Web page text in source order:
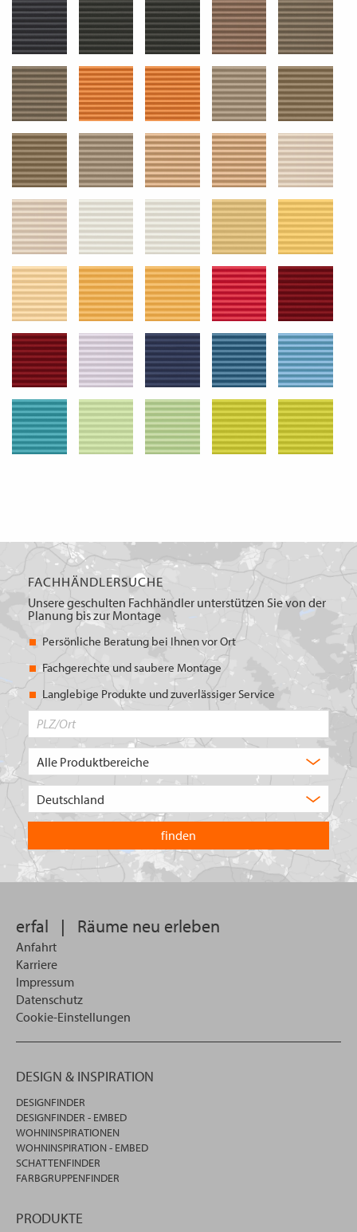
FACHHÄNDLERSUCHE
Unsere geschulten Fachhändler unterstützen Sie von der
Planung bis zur Montage
Persönliche Beratung bei Ihnen vor Ort
Fachgerechte und saubere Montage
Langlebige Produkte und zuverlässiger Service
in
welchem
Land
Sie
suchen
erfal | Räume neu erleben
Anfahrt
Karriere
Impressum
Datenschutz
Cookie-Einstellungen
DESIGN & INSPIRATION
DESIGNFINDER
DESIGNFINDER - EMBED
WOHNINSPIRATIONEN
WOHNINSPIRATION - EMBED
SCHATTENFINDER
FARBGRUPPENFINDER
PRODUKTE